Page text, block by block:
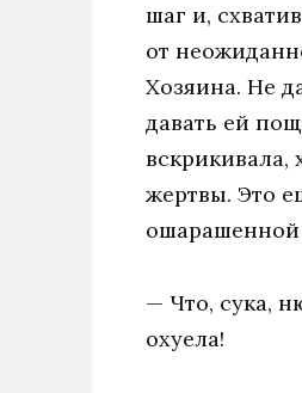
шаг и,
от
Хозяина. Не
давать ей
вскрикивала,
жертвы. Это
ошарашенной
— Что, сука,
охуела!